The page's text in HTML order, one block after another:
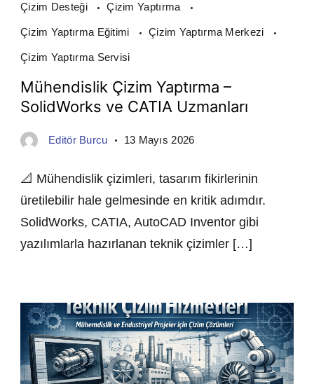
Çizim Desteği Çizim Yaptırma
Çizim Yaptırma Eğitimi Çizim Yaptırma Merkezi
Çizim Yaptırma Servisi
Mühendislik Çizim Yaptırma –
SolidWorks ve CATIA Uzmanları
Editör Burcu 13 Mayıs 2026
📐 Mühendislik çizimleri, tasarım fikirlerinin
üretilebilir hale gelmesinde en kritik adımdır.
SolidWorks, CATIA, AutoCAD Inventor gibi
yazılımlarla hazırlanan teknik çizimler […]